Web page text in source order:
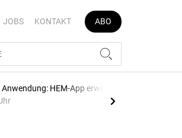
JOBS KONTAKT ABO
HEM-App erweitert